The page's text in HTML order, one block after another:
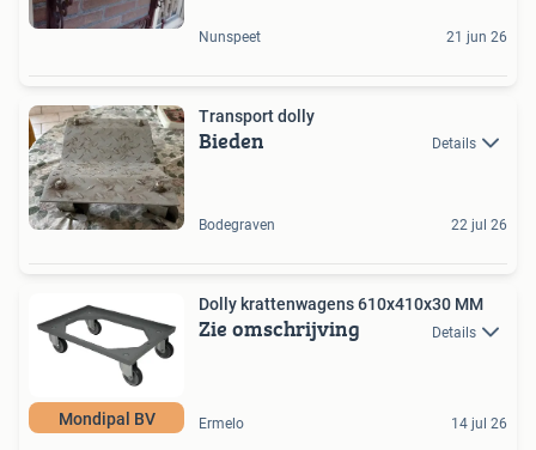
Nunspeet 21 jun 26
Transport dolly
Bieden Details
Bodegraven 22 jul 26
Mondipal BV
Dolly krattenwagens 610x410x30 MM
Zie omschrijving Details
Ermelo 14 jul 26